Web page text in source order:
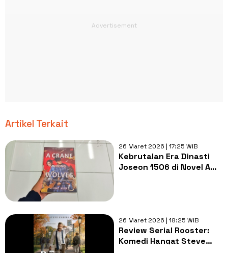
Artikel Terkait
26 Maret 2026 | 17:25 WIB
Kebrutalan Era Dinasti
Joseon 1506 di Novel A
26 Maret 2026 | 18:25 WIB
Review Serial Rooster:
Komedi Hangat Steve